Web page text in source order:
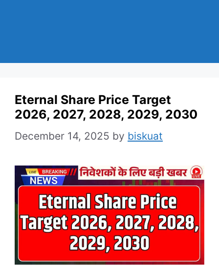
Eternal Share Price Target
2026, 2027, 2028, 2029, 2030
December 14, 2025 by biskuat